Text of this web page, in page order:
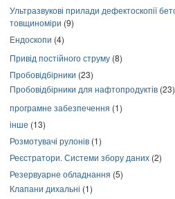
Ультразвукові прилади дефектоскопії
товщиноміри (9)
Ендоскопи (4)
Привід постійного струму (8)
Пробовідбірники (23)
Пробовідбірники для нафтопродуктів (23)
програмне забезпечення (1)
інше (13)
Розмотувачі рулонів (1)
Реєстратори. Системи збору даних (2)
Резервуарне обладнання (5)
Клапани дихальні (1)